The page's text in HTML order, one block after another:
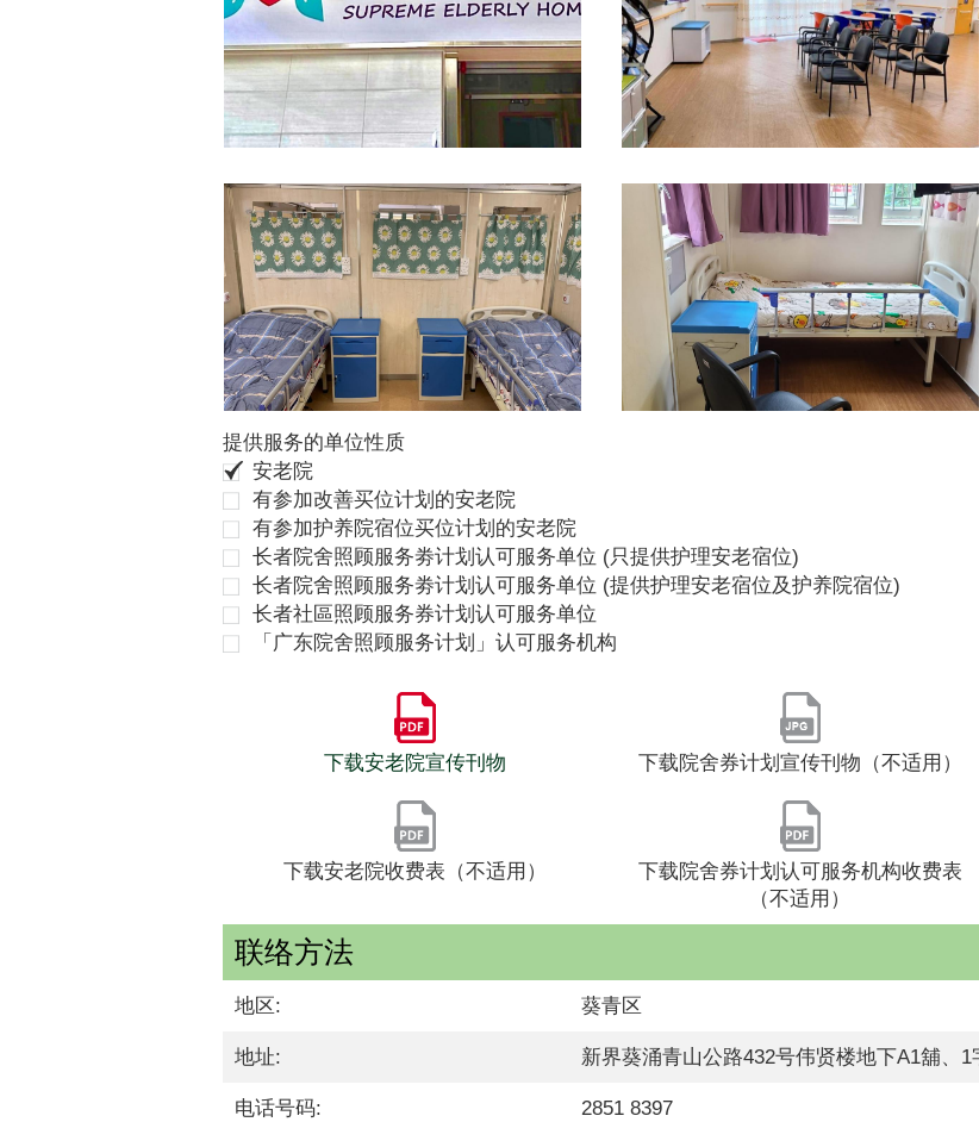
提供服务的单位性质
安老院
有参加改善买位计划的安老院
有参加护养院宿位买位计划的安老院
长者院舍照顾服务劵计划认可服务单位 (只提供护理安老宿位)
长者院舍照顾服务劵计划认可服务单位 (提供护理安老宿位及护养院宿位)
长者社區照顾服务券计划认可服务单位
「广东院舍照顾服务计划」认可服务机构
下载安老院宣传刊物 下载院舍券计划宣传刊物（不适用）
下载安老院收费表（不适用）
下载院舍券计划认可服务机构收费表
（不适用）
联络方法
地区: 葵青区
地址: 新界葵涌青山公路432号伟贤楼地下A1舖、
电话号码: 2851 8397